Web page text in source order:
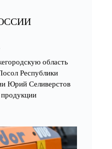
область
Республики
Юрий Селиверстов